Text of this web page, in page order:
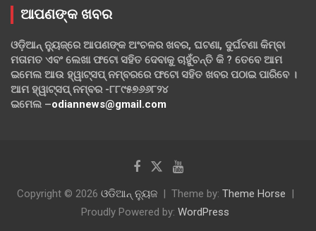
ଆପଣଙ୍କ ଖବର
ଓଡ଼ିଆନ୍ ନ୍ୟୁଜ୍‌ରେ ଆପଣଙ୍କ ଅଂଚଳର ଖବର, ଘଟଣା, ଦୁର୍ଘଟଣା କିମ୍ବା
ମତାମତ ଏବଂ ଲେଖା ଫଟୋ ସହିତ ଦେବାକୁ ଚାହୁଁଚନ୍ତି କି ? ତେବେ ଆମ
ଇମେଲ ଆଉ ହ୍ୱାଟ୍‌ସପ୍ ନମ୍ବରରେ ଫଟୋ ସହିତ ଖବର ପଠାଇ ପାରିବେ ।
ଆମ ହ୍ୱାଟ୍‌ସପ୍ ନମ୍ବର -୮୮୯୫୭୬୬୮୨୪
ଇମେଲ –odiannews@gmail.com
Copyright © 2026 ଓଡିଆନ୍ ନ୍ୟୁଜ Theme by: Theme Horse
Proudly Powered by: WordPress